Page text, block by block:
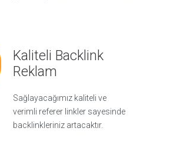
Kaliteli Backlink
Reklam
Sağlayacağımız kaliteli ve
verimli referer linkler sayesinde
backlinkleriniz artacaktır.